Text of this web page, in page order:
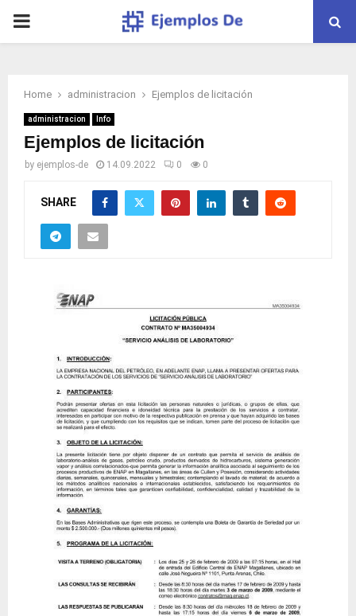
PRIMARY
Home administracion Ejemplos de licitación
administracion Info
Ejemplos de licitación
by ejemplos-de 14.09.2022 0 0
SHARE